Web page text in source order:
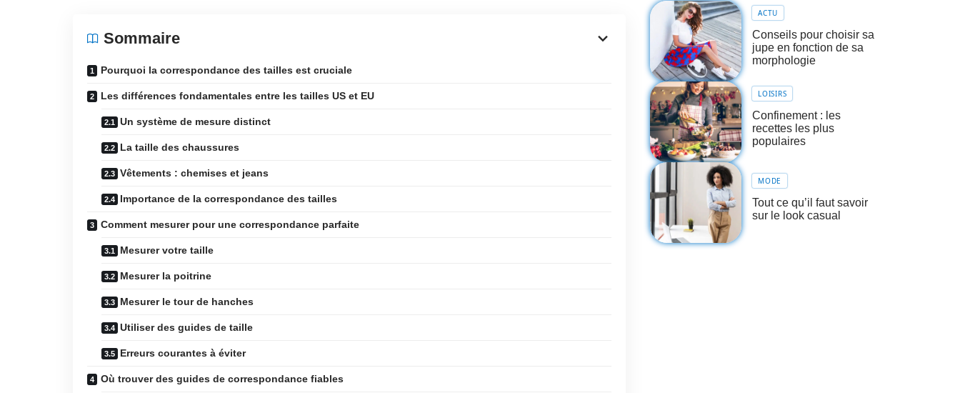
Sommaire
Pourquoi la correspondance des tailles est cruciale
Les différences fondamentales entre les tailles US et EU
Un système de mesure distinct
La taille des chaussures
Vêtements : chemises et jeans
Importance de la correspondance des tailles
Comment mesurer pour une correspondance parfaite
Mesurer votre taille
Mesurer la poitrine
Mesurer le tour de hanches
Utiliser des guides de taille
Erreurs courantes à éviter
Où trouver des guides de correspondance fiables
ACTU
Conseils pour choisir sa
jupe en fonction de sa
morphologie
LOISIRS
Confinement : les
recettes les plus
populaires
MODE
Tout ce qu’il faut savoir
sur le look casual